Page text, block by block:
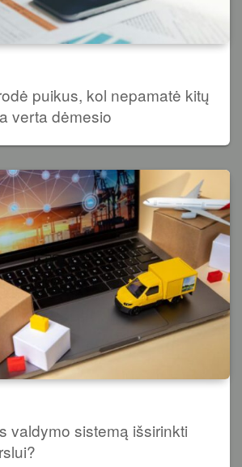
puikus, kol nepamatė kitų
verta dėmesio
valdymo sistemą išsirinkti